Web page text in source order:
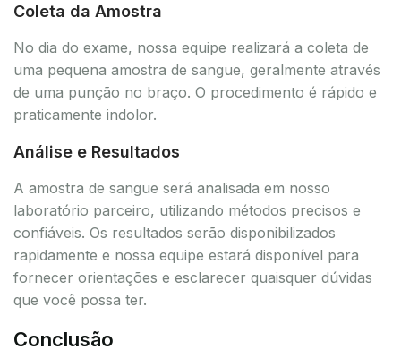
Coleta da Amostra
No dia do exame, nossa equipe realizará a coleta de
uma pequena amostra de sangue, geralmente através
de uma punção no braço. O procedimento é rápido e
praticamente indolor.
Análise e Resultados
A amostra de sangue será analisada em nosso
laboratório parceiro, utilizando métodos precisos e
confiáveis. Os resultados serão disponibilizados
rapidamente e nossa equipe estará disponível para
fornecer orientações e esclarecer quaisquer dúvidas
que você possa ter.
Conclusão